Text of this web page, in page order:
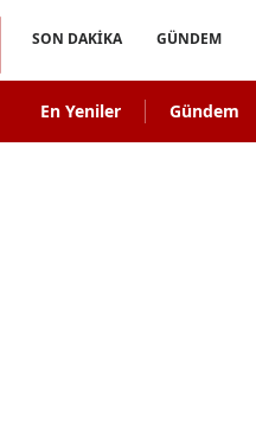
SON DAKİKA GÜNDEM
En Yeniler Gündem